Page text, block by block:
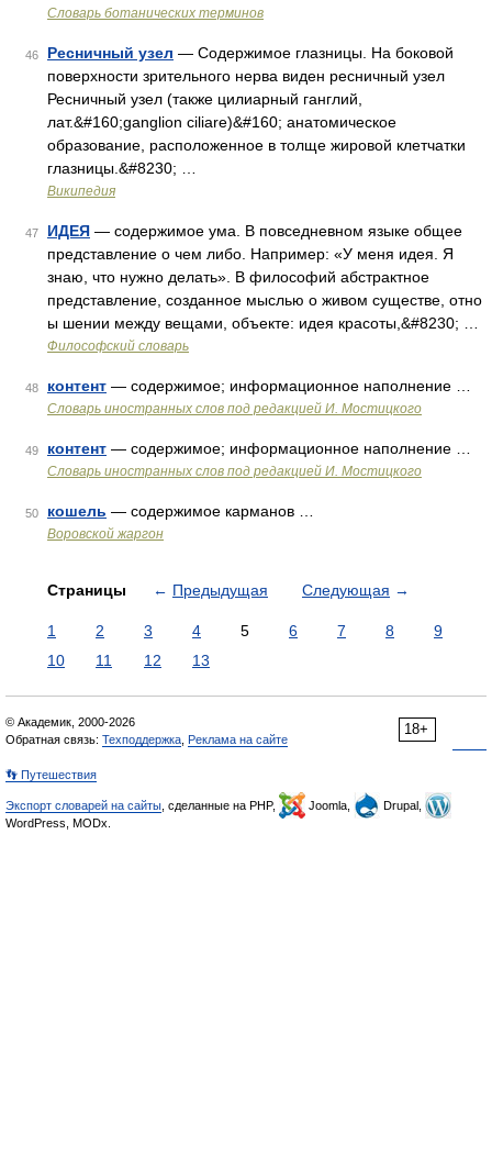
Словарь ботанических терминов
46 Ресничный узел — Содержимое глазницы. На боковой
поверхности зрительного нерва виден ресничный узел
Ресничный узел (также цилиарный ганглий,
лат.&#160;ganglion ciliare)&#160; анатомическое
образование, расположенное в толще жировой клетчатки
глазницы.&#8230; …
Википедия
47 ИДЕЯ — содержимое ума. В повседневном языке общее
представление о чем либо. Например: «У меня идея. Я
знаю, что нужно делать». В философий абстрактное
представление, созданное мыслью о живом существе, отно
ы шении между вещами, объекте: идея красоты,&#8230; …
Философский словарь
48 контент — содержимое; информационное наполнение …
Словарь иностранных слов под редакцией И. Мостицкого
49 контент — содержимое; информационное наполнение …
Словарь иностранных слов под редакцией И. Мостицкого
50 кошель — содержимое карманов …
Воровской жаргон
Страницы ← Предыдущая Следующая →
1 2 3 4 5 6 7 8
9
10
11 12 13
18+
© Академик, 2000-2026
Обратная связь: Техподдержка Реклама на сайте
👣 Путешествия
Экспорт словарей на сайты , сделанные на PHP, Joomla,
Drupal,
WordPress, MODx.